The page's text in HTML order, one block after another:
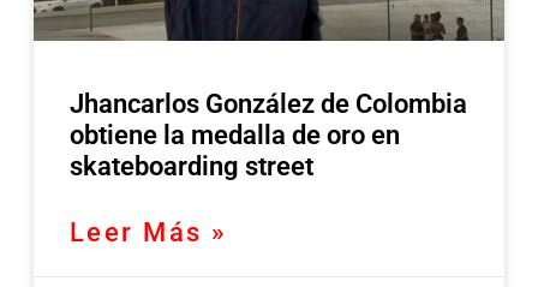
Jhancarlos González de Colombia
obtiene la medalla de oro en
skateboarding street
Leer Más »